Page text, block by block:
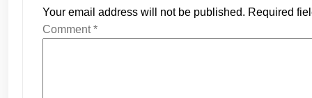
Your email address will not be published. Required
Comment*